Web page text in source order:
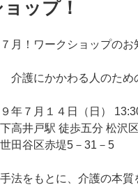
ップ！
月！ワークショップのお
介護にかかわる人のため
年７月１４日（日）
高井戸駅 徒歩五分 松
田谷区赤堤5－31－5
法をもとに、介護の本質